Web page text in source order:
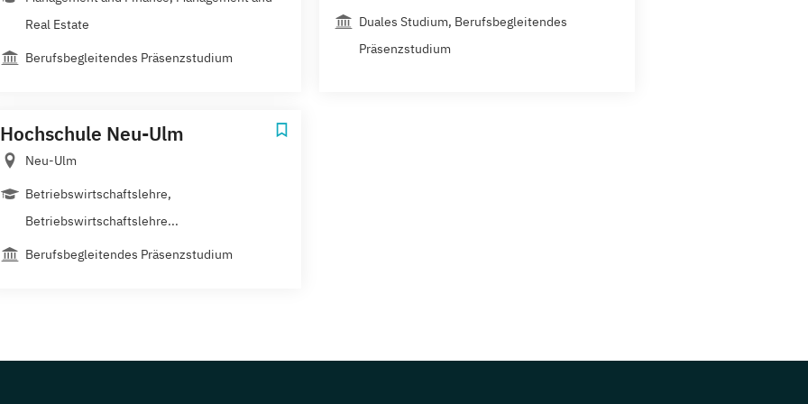
Real Estate
Berufsbegleitendes Präsenzstudium
Duales Studium, Berufsbegleitendes
Präsenzstudium
Hochschule Neu-Ulm
Neu-Ulm
Betriebswirtschaftslehre,
Betriebswirtschaftslehre...
Berufsbegleitendes Präsenzstudium